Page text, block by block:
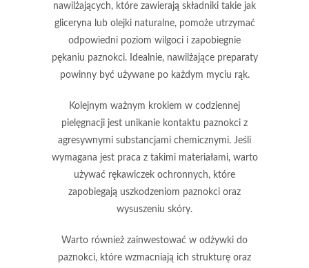
nawilżających, które zawierają składniki takie jak
gliceryna lub olejki naturalne, pomoże utrzymać
odpowiedni poziom wilgoci i zapobiegnie
pękaniu paznokci. Idealnie, nawilżające preparaty
powinny być używane po każdym myciu rąk.
Kolejnym ważnym krokiem w codziennej
pielęgnacji jest unikanie kontaktu paznokci z
agresywnymi substancjami chemicznymi. Jeśli
wymagana jest praca z takimi materiałami, warto
używać rękawiczek ochronnych, które
zapobiegają uszkodzeniom paznokci oraz
wysuszeniu skóry.
Warto również zainwestować w odżywki do
paznokci, które wzmacniają ich strukturę oraz